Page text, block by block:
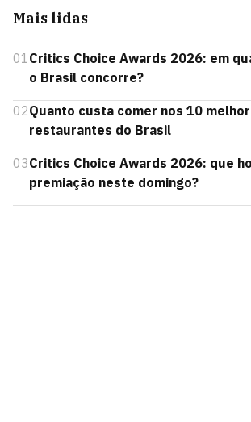
Mais lidas
01Critics Choice Awards 2026: em
o Brasil concorre?
02Quanto custa comer nos 10
restaurantes do Brasil
03Critics Choice Awards 2026: que
premiação neste domingo?